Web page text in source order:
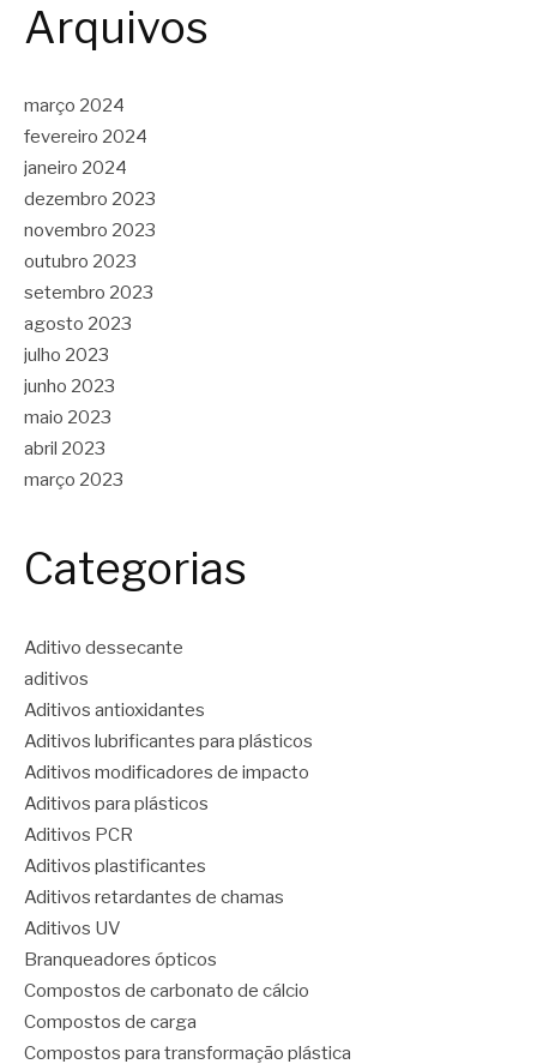
Arquivos
março 2024
fevereiro 2024
janeiro 2024
dezembro 2023
novembro 2023
outubro 2023
setembro 2023
agosto 2023
julho 2023
junho 2023
maio 2023
abril 2023
março 2023
Categorias
Aditivo dessecante
aditivos
Aditivos antioxidantes
Aditivos lubrificantes para plásticos
Aditivos modificadores de impacto
Aditivos para plásticos
Aditivos PCR
Aditivos plastificantes
Aditivos retardantes de chamas
Aditivos UV
Branqueadores ópticos
Compostos de carbonato de cálcio
Compostos de carga
Compostos para transformação plástica